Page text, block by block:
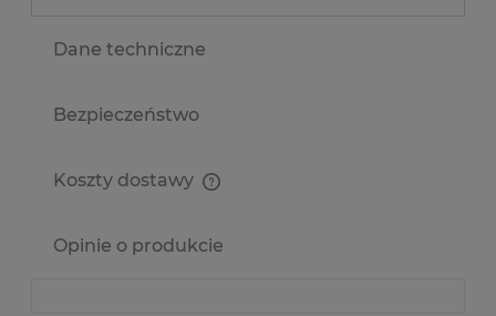
Dane techniczne
Bezpieczeństwo
Koszty dostawy
Opinie o produkcie